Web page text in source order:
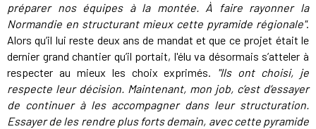
préparer nos équipes à la montée. À faire rayonner la
Normandie en structurant mieux cette pyramide régionale".
Alors qu’il lui reste deux ans de mandat et que ce projet était le
dernier grand chantier qu’il portait, l'élu va désormais s’atteler à
respecter au mieux les choix exprimés. "Ils ont choisi, je
respecte leur décision. Maintenant, mon job, c’est d’essayer
de continuer à les accompagner dans leur structuration.
Essayer de les rendre plus forts demain, avec cette pyramide